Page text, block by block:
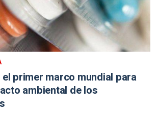
el primer marco mundial para
ambiental de los